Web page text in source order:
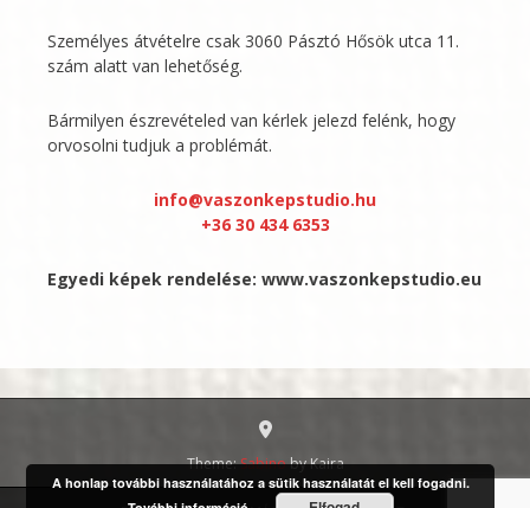
Személyes átvételre csak 3060 Pásztó Hősök utca 11.
szám alatt van lehetőség.
Bármilyen észrevételed van kérlek jelezd felénk, hogy
orvosolni tudjuk a problémát.
info@vaszonkepstudio.hu
+36 30 434 6353
Egyedi képek rendelése: www.vaszonkepstudio.eu
Theme:Sabinoby Kaira
A honlap további használatához a sütik használatát el kell fogadni.